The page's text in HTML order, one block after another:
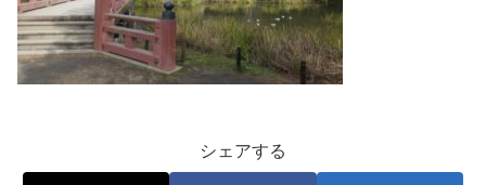
シェアする